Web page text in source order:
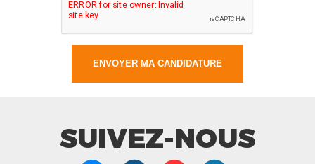
SUIVEZ-NOUS